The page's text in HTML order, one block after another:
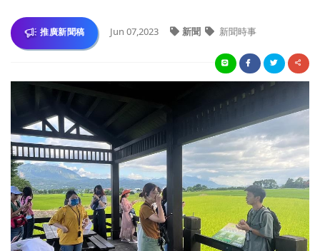
推廣新聞稿 Jun 07,2023 新聞 新聞時事